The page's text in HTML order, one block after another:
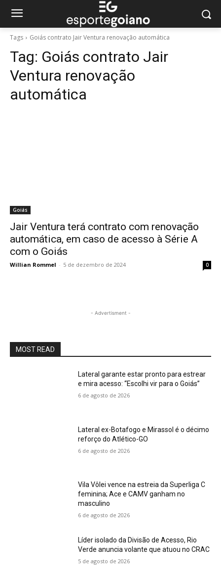
Tags Goiás contrato Jair Ventura renovação automática
Tag: Goiás contrato Jair
Ventura renovação
automática
Goiás
Jair Ventura terá contrato com renovação
automática, em caso de acesso à Série A
com o Goiás
Willian Rommel - 5 de dezembro de 2024 0
- Advertisment -
MOST READ
Lateral garante estar pronto para estrear
e mira acesso: “Escolhi vir para o Goiás”
6 de agosto de 2026
Lateral ex-Botafogo e Mirassol é o décimo
reforço do Atlético-GO
6 de agosto de 2026
Vila Vôlei vence na estreia da Superliga C
feminina; Ace e CAMV ganham no
masculino
6 de agosto de 2026
Líder isolado da Divisão de Acesso, Rio
Verde anuncia volante que atuou no CRAC
5 de agosto de 2026